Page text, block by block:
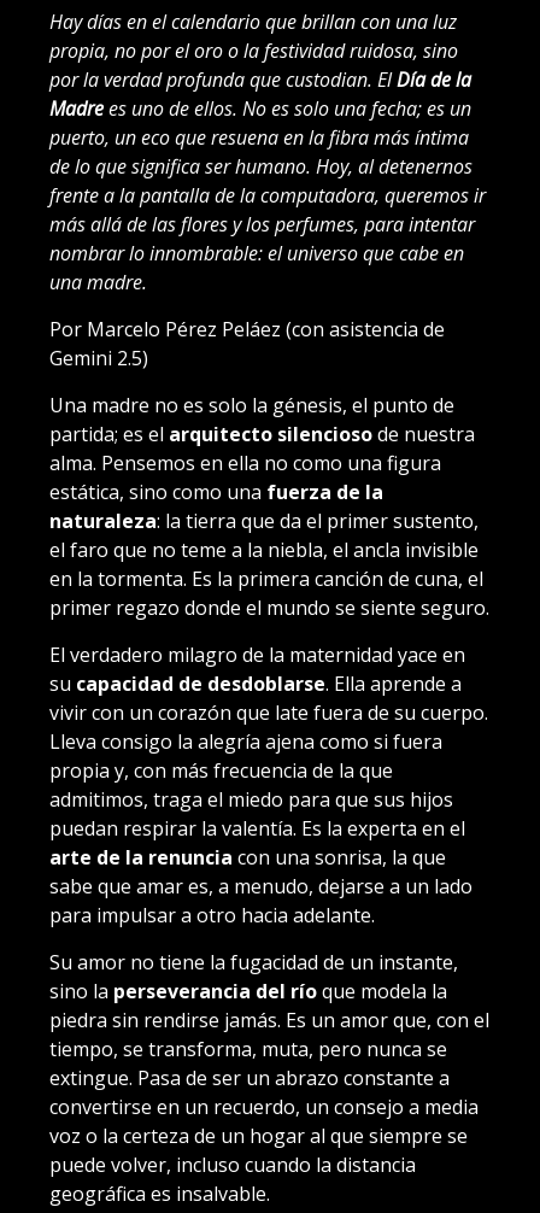
Hay días en el calendario que brillan con una luz
propia, no por el oro o la festividad ruidosa, sino
por la verdad profunda que custodian. ElDía de la
Madrees uno de ellos. No es solo una fecha; es un
puerto, un eco que resuena en la fibra más íntima
de lo que significa ser humano. Hoy, al detenernos
frente a la pantalla de la computadora, queremos ir
más allá de las flores y los perfumes, para intentar
nombrar lo innombrable: el universo que cabe en
una madre.
Por Marcelo Pérez Peláez (con asistencia de
Gemini 2.5)
Una madre no es solo la génesis, el punto de
partida; es el arquitecto silenciosode nuestra
alma. Pensemos en ella no como una figura
estática, sino como una fuerza de la
naturaleza: la tierra que da el primer sustento,
el faro que no teme a la niebla, el ancla invisible
en la tormenta. Es la primera canción de cuna, el
primer regazo donde el mundo se siente seguro.
El verdadero milagro de la maternidad yace en
su capacidad de desdoblarse. Ella aprende a
vivir con un corazón que late fuera de su cuerpo.
Lleva consigo la alegría ajena como si fuera
propia y, con más frecuencia de la que
admitimos, traga el miedo para que sus hijos
puedan respirar la valentía. Es la experta en el
arte de la renuncia con una sonrisa, la que
sabe que amar es, a menudo, dejarse a un lado
para impulsar a otro hacia adelante.
Su amor no tiene la fugacidad de un instante,
sino la perseverancia del ríoque modela la
piedra sin rendirse jamás. Es un amor que, con el
tiempo, se transforma, muta, pero nunca se
extingue. Pasa de ser un abrazo constante a
convertirse en un recuerdo, un consejo a media
voz o la certeza de un hogar al que siempre se
puede volver, incluso cuando la distancia
geográfica es insalvable.